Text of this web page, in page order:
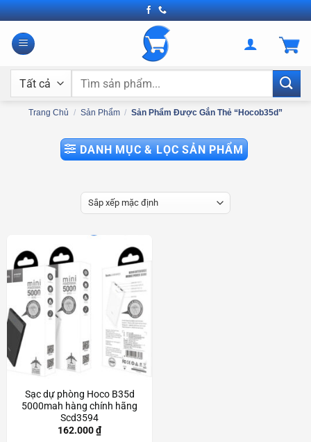
Bỏ
qua
nội
Tìm
Trang Chủ / Sản Phẩm / Sản Phẩm Được Gắn Thẻ “hocob35d”
DANH MỤC & LỌC SẢN PHẨM
Sạc dự phòng Hoco B35d
5000mah hàng chính hãng
Scd3594
162.000₫